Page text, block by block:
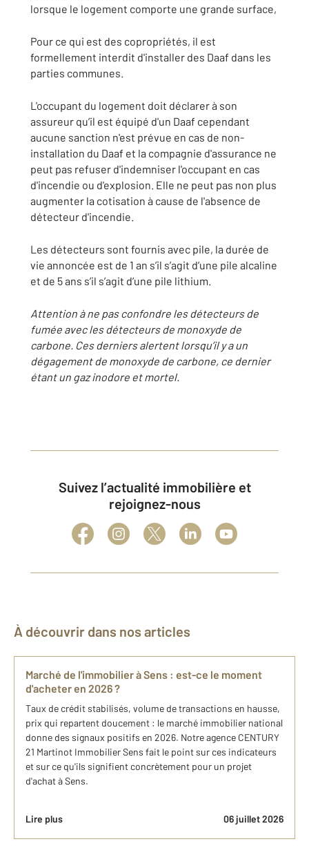
lorsque le logement comporte une grande surface,
Pour ce qui est des copropriétés, il est
formellement interdit d'installer des Daaf dans les
parties communes.
L'occupant du logement doit déclarer à son
assureur qu’il est équipé d'un Daaf cependant
aucune sanction n'est prévue en cas de non-
installation du Daaf et la compagnie d'assurance ne
peut pas refuser d'indemniser l'occupant en cas
d'incendie ou d'explosion. Elle ne peut pas non plus
augmenter la cotisation à cause de l'absence de
détecteur d'incendie.
Les détecteurs sont fournis avec pile, la durée de
vie annoncée est de 1 an s’il s’agit d’une pile alcaline
et de 5 ans s’il s’agit d’une pile lithium.
Attention à ne pas confondre les détecteurs de
fumée avec les détecteurs de monoxyde de
carbone. Ces derniers alertent lorsqu’il y a un
dégagement de monoxyde de carbone, ce dernier
étant un gaz inodore et mortel.
Suivez l’actualité immobilière et
rejoignez-nous
À découvrir dans nos articles
Marché de l'immobilier à Sens : est-ce le moment
d'acheter en 2026 ?
Taux de crédit stabilisés, volume de transactions en hausse,
prix qui repartent doucement : le marché immobilier national
donne des signaux positifs en 2026. Notre agence CENTURY
21 Martinot Immobilier Sens fait le point sur ces indicateurs
et sur ce qu'ils signifient concrètement pour un projet
d'achat à Sens.
Lire plus 06 juillet 2026